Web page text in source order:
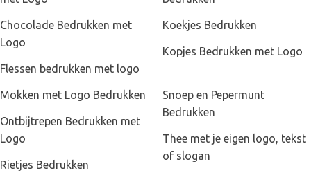
Chocolade Bedrukken met
Logo
Flessen bedrukken met logo
Koekjes Bedrukken
Kopjes Bedrukken met Logo
Mokken met Logo Bedrukken
Ontbijtrepen Bedrukken met
Logo
Rietjes Bedrukken
Snoep en Pepermunt
Bedrukken
Thee met je eigen logo, tekst
of slogan